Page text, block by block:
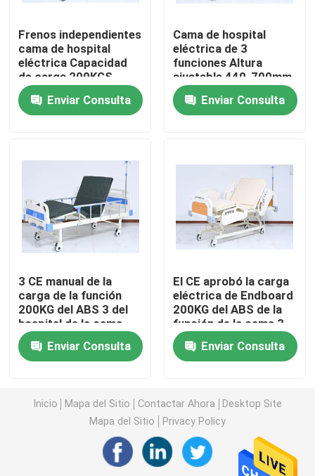
Pida una cita
Concentrador casero del oxígeno
concentrador del oxígeno del viaje
alto concentrador del oxígeno del flujo
Máquinas portátiles del nebulizador
Aparato médico de la succión
Termómetro de Digitaces del hogar
Monitor de la presión arterial del hogar
Frenos independientes
cama de hospital
eléctrica Capacidad
de carga 200KGS
Enviar Consulta
Cama de hospital
eléctrica de 3
funciones Altura
ajustable 440-700mm
ABS de cabeza de
tabla de pieEnviar Consulta
3 CE manual de la
carga de la función
200KG del ABS 3 del
hospital de la cama
inestable invisible del
oficio de enfermera
Enviar Consulta
El CE aprobó la carga
eléctrica de Endboard
200KG del ABS de la
función de la cama 3
del oficio de
enfermera del hospital
Enviar Consulta
Inicio Mapa del Sitio Contactar Ahora
Desktop Site
Mapa del Sitio
Privacy Policy